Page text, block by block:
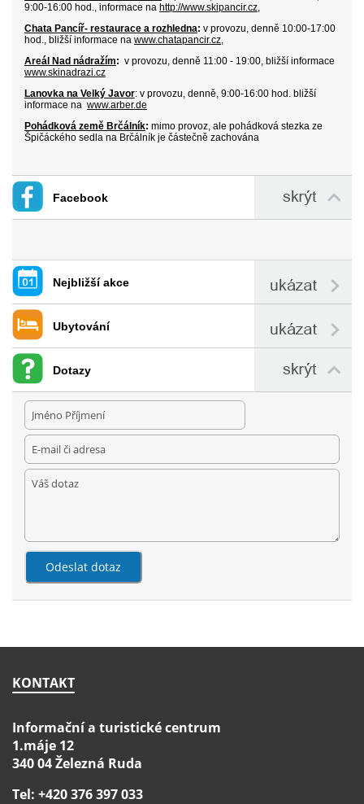
9:00-16:00 hod., informace na http://www.skipancir.cz
Chata Pancíř- restaurace a rozhledna: v provozu , denně 10:00-17:00
hod.,
bližší informace na www.chatapancir.cz
Areál Nad nádražím: v provozu, denně 11:00 - 19:00, bližší informace
www.skinadrazi.cz
Lanovka na Velký Javor: v provozu, denně, 9:00-16:00 hod. bližší
informace na www.arber.de
Pohádková země Brčálník: mimo provoz, ale pohádková stezka ze
Špičáckého sedla na Brčálník je částečně zachována
Facebook
Nejbližší akce
Ubytování
Dotazy
KONTAKT
Informační a turistické centrum
1.máje 12
340 04 Železná Ruda
Tel: +420 376 397 033